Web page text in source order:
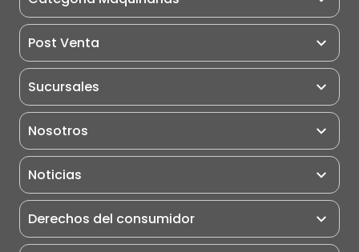
Miniexcavadoras
Retroexcavadoras
Rodillo Compactador
Camiones
Post Venta
Pauta de Matención
Sucursales
Nosotros
Noticias
Derechos del consumidor